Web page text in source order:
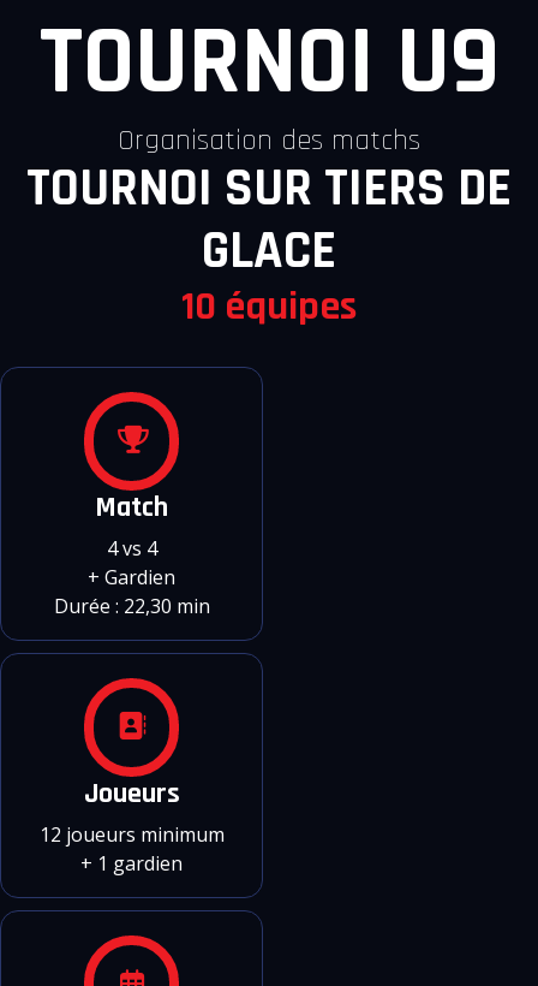
TOURNOI U9
Organisation des matchs
TOURNOI SUR TIERS DE
GLACE
10 équipes
Match
4 vs 4
+ Gardien
Durée : 22,30 min
Joueurs
12 joueurs minimum
+ 1 gardien